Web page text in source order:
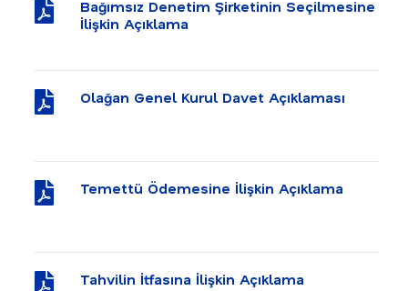
Bağımsız Denetim Şirketinin Seçilmesine
İlişkin Açıklama
Olağan Genel Kurul Davet Açıklaması
Temettü Ödemesine İlişkin Açıklama
Tahvilin İtfasına İlişkin Açıklama